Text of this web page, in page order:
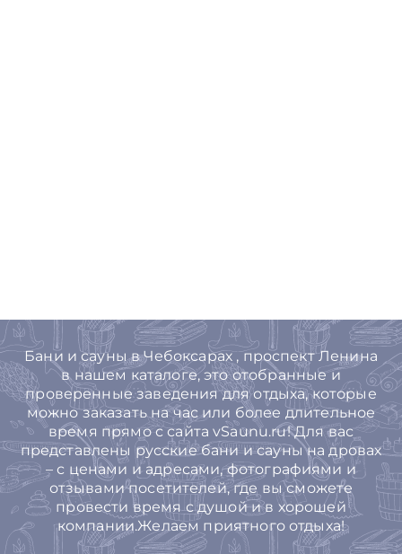
Бани и сауны в Чебоксарах , проспект Ленина
в нашем каталоге, это отобранные и
проверенные заведения для отдыха, которые
можно заказать на час или более длительное
время прямо с сайта vSaunu.ru! Для вас
представлены русские бани и сауны на дровах
– с ценами и адресами, фотографиями и
отзывами посетителей, где вы сможете
провести время с душой и в хорошей
компании.Желаем приятного отдыха!